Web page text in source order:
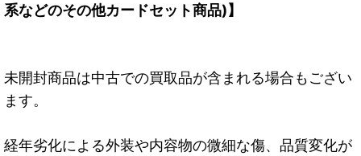
系などのその他カードセット商品)】
未開封商品は中古での買取品が含まれる場合もござい
ます。
経年劣化による外装や内容物の微細な傷、品質変化が